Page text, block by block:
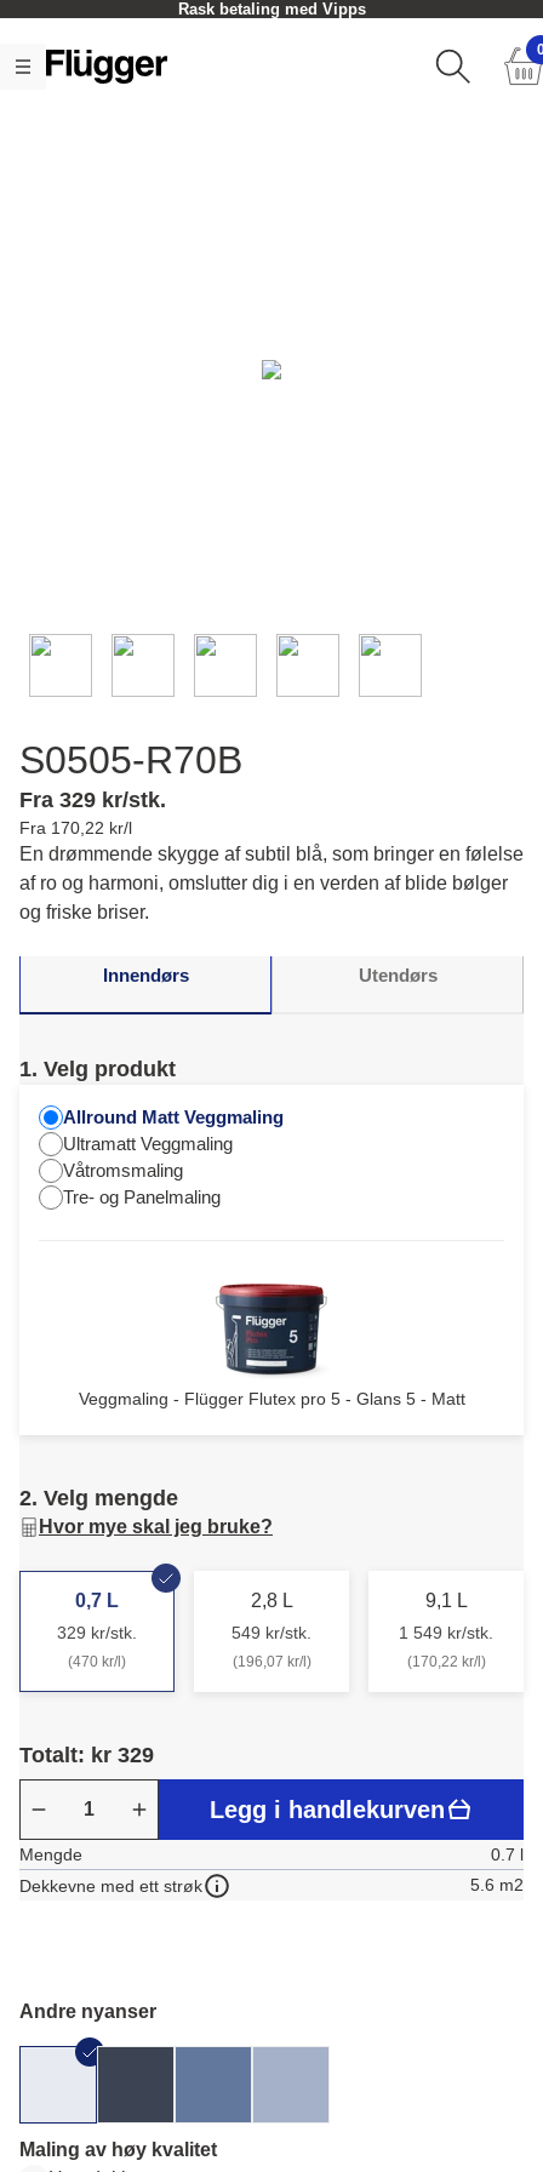
Rask betaling med Vipps
S0505-R70B
Fra 329 kr/stk.
Fra 170,22 kr/l
En drømmende skygge af subtil blå, som bringer en følelse
af ro og harmoni, omslutter dig i en verden af blide bølger
og friske briser.
Innendørs Utendørs
1. Velg produkt
Allround Matt Veggmaling
Ultramatt Veggmaling
Våtromsmaling
Tre- og Panelmaling
Veggmaling - Flügger Flutex pro 5 - Glans 5 - Matt
2. Velg mengde
Hvor mye skal jeg bruke?
0,7 L
329 kr/stk.
(470 kr/l)
2,8 L
549 kr/stk.
(196,07 kr/l)
9,1 L
1 549 kr/stk.
(170,22 kr/l)
Totalt: kr 329
Legg i handlekurven
Mengde
0.7 l
Dekkevne med ett strøk
5.6 m2
Andre nyanser
Maling av høy kvalitet